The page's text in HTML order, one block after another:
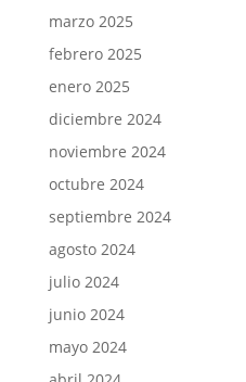
marzo 2025
febrero 2025
enero 2025
diciembre 2024
noviembre 2024
octubre 2024
septiembre 2024
agosto 2024
julio 2024
junio 2024
mayo 2024